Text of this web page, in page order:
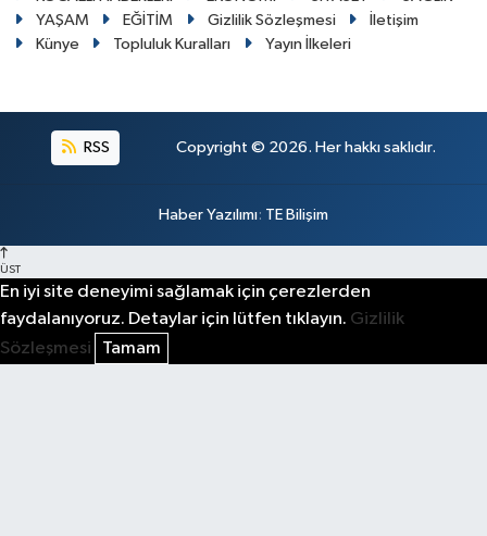
YAŞAM
EĞİTİM Gizlilik Sözleşmesi
İletişim
Künye
Topluluk Kuralları Yayın İlkeleri
RSS Copyright © 2026. Her hakkı saklıdır.
Haber Yazılımı: TE Bilişim
ÜST
En iyi site deneyimi sağlamak için çerezlerden
faydalanıyoruz. Detaylar için lütfen tıklayın. Gizlilik
Sözleşmesi
Tamam